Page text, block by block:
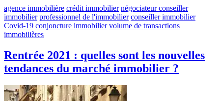
agence immobilière crédit immobilier négociateur conseiller
immobilier professionnel de l'immobilier conseiller immobilier
Covid-19 conjoncture immobilier volume de transactions
immobilières
Rentrée 2021 : quelles sont les nouvelles
tendances du marché immobilier ?